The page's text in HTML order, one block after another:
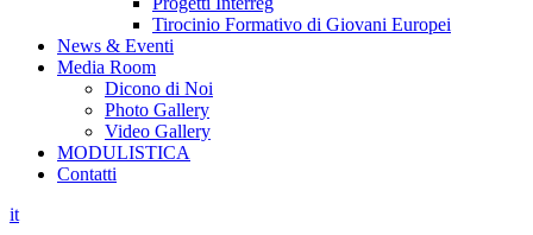
Tirocinio Formativo di Giovani Europei
News & Eventi
Media Room
Dicono di Noi
Photo Gallery
Video Gallery
MODULISTICA
Contatti
it